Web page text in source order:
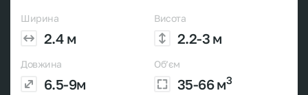
Ширина
2.4 м
Висота
2.2-3 м
Довжина
6.5-9м
Об’єм
35-66 м3